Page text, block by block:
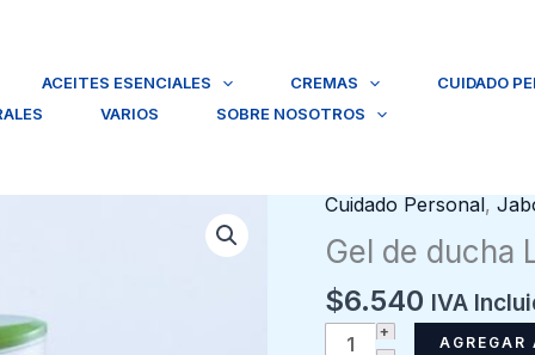
ACEITES ESENCIALES CREMAS
CUIDADO
VARIOS SOBRE NOSOTROS
Cuidado Personal,
Gel de ducha
$6.540 IVA
Gel